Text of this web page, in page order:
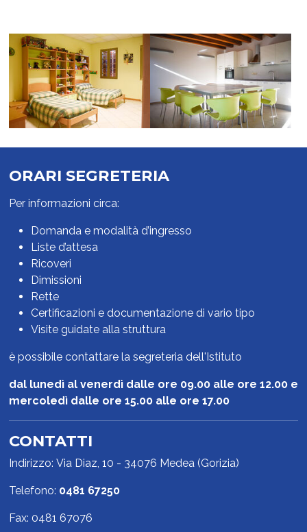
ORARI SEGRETERIA
Per informazioni circa:
Domanda e modalità d’ingresso
Liste d’attesa
Ricoveri
Dimissioni
Rette
Certificazioni e documentazione di vario tipo
Visite guidate alla struttura
è possibile contattare la segreteria dell'Istituto
dal lunedì al venerdì dalle ore 09.00 alle ore 12.00 e
mercoledì dalle ore 15.00 alle ore 17.00
CONTATTI
Indirizzo: Via Diaz, 10 - 34076 Medea (Gorizia)
Telefono: 0481 67250
Fax: 0481 67076